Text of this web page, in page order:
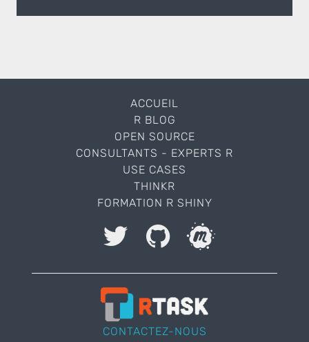
ACCUEIL
R BLOG
OPEN SOURCE
CONSULTANTS - EXPERTS R
USE CASES
THINKR
FORMATION R SHINY
CONTACTEZ-NOUS
J'accepte le stockage et le traitement de mes
données et autorise ThinkR à me contacter.
Veuillez laisser ce champ vide.